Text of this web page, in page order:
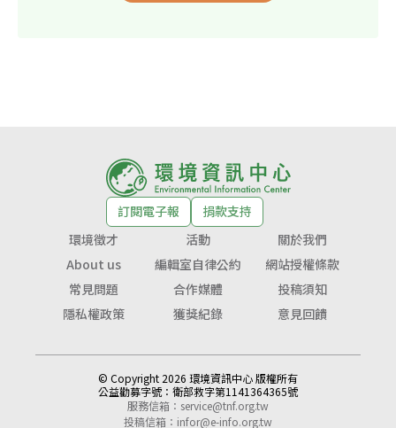
訂閱電子報
捐款支持
環境徵才
活動
關於我們
About us
編輯室自律公約
網站授權條款
常見問題
合作媒體
投稿須知
隱私權政策
獲獎紀錄 意見回饋
© Copyright 2026 環境資訊中心 版權所有
公益勸募字號： 衛部救字第1141364365號
服務信箱： service@tnf.org.tw
投稿信箱： infor@e-info.org.tw